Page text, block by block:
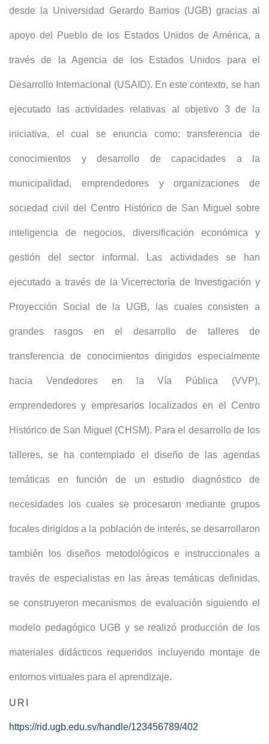
desde la Universidad Gerardo Barrios (UGB) gracias al
apoyo del Pueblo de los Estados Unidos de América, a
través de la Agencia de los Estados Unidos para el
Desarrollo Internacional (USAID). En este contexto, se han
ejecutado las actividades relativas al objetivo 3 de la
iniciativa, el cual se enuncia como: transferencia de
conocimientos y desarrollo de capacidades a la
municipalidad, emprendedores y organizaciones de
sociedad civil del Centro Histórico de San Miguel sobre
inteligencia de negocios, diversificación económica y
gestión del sector informal. Las actividades se han
ejecutado a través de la Vicerrectoría de Investigación y
Proyección Social de la UGB, las cuales consisten a
grandes rasgos en el desarrollo de talleres de
transferencia de conocimientos dirigidos especialmente
hacia Vendedores en la Vía Pública (VVP),
emprendedores y empresarios localizados en el Centro
Histórico de San Miguel (CHSM). Para el desarrollo de los
talleres, se ha contemplado el diseño de las agendas
temáticas en función de un estudio diagnóstico de
necesidades los cuales se procesaron mediante grupos
focales dirigidos a la población de interés, se desarrollaron
también los diseños metodológicos e instruccionales a
través de especialistas en las áreas temáticas definidas,
se construyeron mecanismos de evaluación siguiendo el
modelo pedagógico UGB y se realizó producción de los
materiales didácticos requeridos incluyendo montaje de
entornos virtuales para el aprendizaje.
URI
https://rid.ugb.edu.sv/handle/123456789/402